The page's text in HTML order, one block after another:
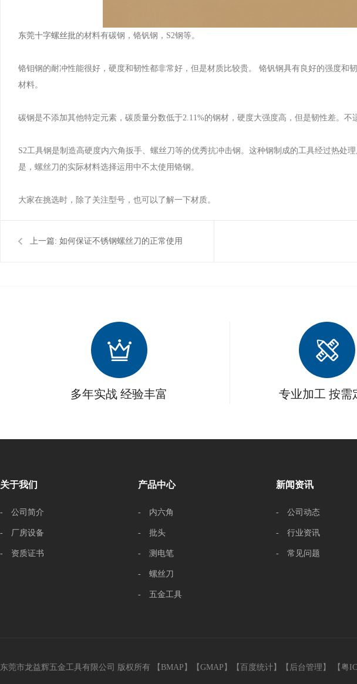
东莞十字螺丝批的材料有碳钢，铬钒钢，S2钢等。
铬钼钢的耐冲性能很好，硬度和韧性都非常好，但是材质比较贵。 铬钒钢具有良好的强度和
材料。
碳钢是不添加其他特定元素，碳质量分数低于2.11%的钢材，硬度大强度高，但是韧性差。不
S2工具钢是制造高硬度内六角扳手、螺丝刀等的优秀抗冲击钢。这种钢制成的工具经过热处
是，螺丝刀的实际材料选择运用中不太使用铬钢。
大家在挑选时，除了关注型号，也可以了解一下材质。
上一篇: 如何保证不锈钢螺丝刀的正常使用
多年实战 经验丰富 专业加工 按需
关于我们
- 公司简介
- 厂房设备
- 资质证书
产品中心
- 内六角
- 批头
- 测电笔
- 螺丝刀
- 五金工具
新闻资讯
- 公司动态
- 行业资讯
- 常见问题
东莞市龙益辉五金工具有限公司 版权所有 【 BMAP 】【 GMAP 】【 百度统计 】【 后台管理 】 【粤